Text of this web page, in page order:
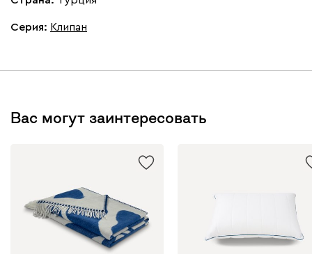
Серия: Клипан
Вас могут заинтересовать